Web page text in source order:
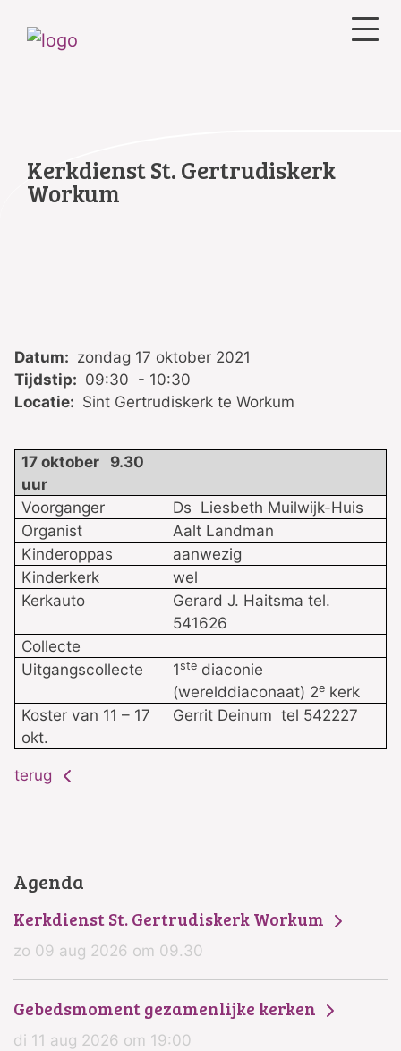
Kerkdienst St. Gertrudiskerk
Workum
Datum: zondag 17 oktober 2021
Tijdstip: 09:30 - 10:30
Locatie: Sint Gertrudiskerk te Workum
17 oktober 9.30
uur
Voorganger
Ds Liesbeth Muilwijk-Huis
Organist
Aalt Landman
Kinderoppas
aanwezig
Kinderkerk
wel
Kerkauto
Gerard J. Haitsma tel.
541626
Collecte
Uitgangscollecte
1ste diaconie
(werelddiaconaat) 2e kerk
Koster van 11 – 17
okt.
Gerrit Deinum tel 542227
terug
Agenda
Kerkdienst St. Gertrudiskerk Workum
zo 09 aug 2026 om 09.30
Gebedsmoment gezamenlijke kerken
di 11 aug 2026 om 19:00